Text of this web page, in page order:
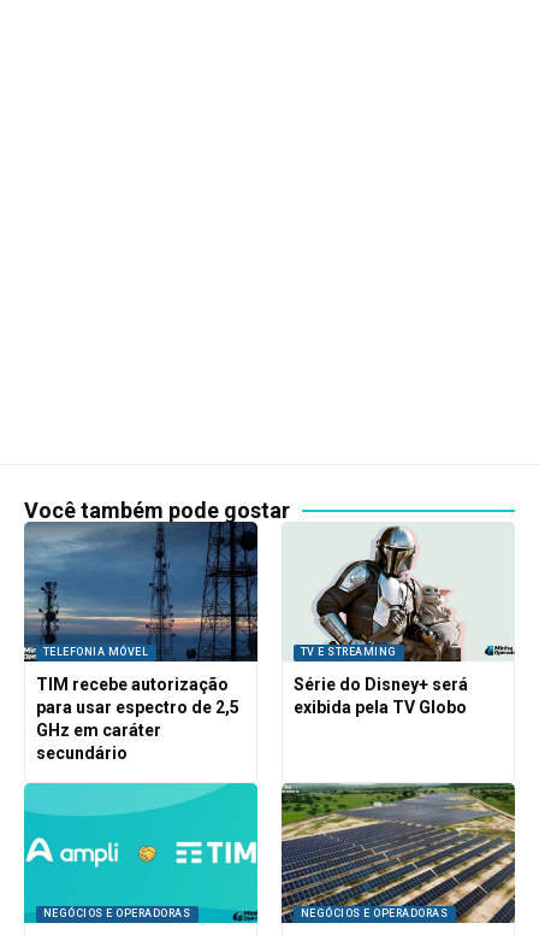
Você também pode gostar
TELEFONIA MÓVEL
TIM recebe autorização
para usar espectro de 2,5
GHz em caráter
secundário
TV E STREAMING
Série do Disney+ será
exibida pela TV Globo
NEGÓCIOS E OPERADORAS NEGÓCIOS E OPERADORAS